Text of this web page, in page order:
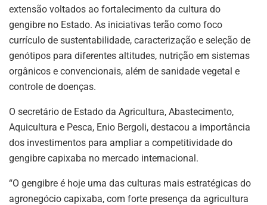
extensão voltados ao fortalecimento da cultura do
gengibre no Estado. As iniciativas terão como foco
currículo de sustentabilidade, caracterização e seleção de
genótipos para diferentes altitudes, nutrição em sistemas
orgânicos e convencionais, além de sanidade vegetal e
controle de doenças.
O secretário de Estado da Agricultura, Abastecimento,
Aquicultura e Pesca, Enio Bergoli, destacou a importância
dos investimentos para ampliar a competitividade do
gengibre capixaba no mercado internacional.
“O gengibre é hoje uma das culturas mais estratégicas do
agronegócio capixaba, com forte presença da agricultura